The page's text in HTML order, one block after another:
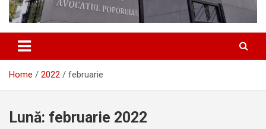
Home 2022 februarie
Lună: februarie 2022